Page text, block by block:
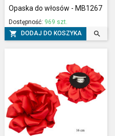
Opaska do włosów - MB1267
Dostępność: 969 szt.
 DODAJ DO KOSZYKA 